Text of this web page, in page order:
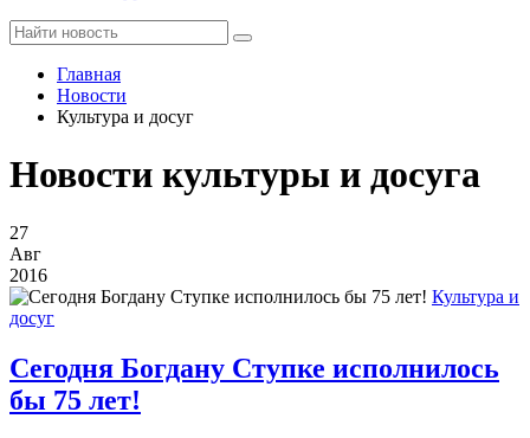
Главная
Новости
Культура и досуг
Новости культуры и досуга
27
Авг
2016
Культура и
досуг
Сегодня Богдану Ступке исполнилось
бы 75 лет!